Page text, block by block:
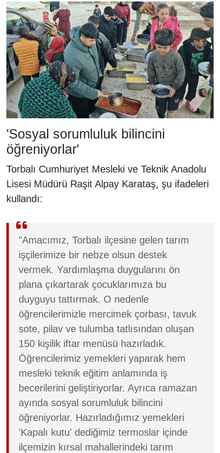
'Sosyal sorumluluk bilincini
öğreniyorlar'
Torbalı Cumhuriyet Mesleki ve Teknik Anadolu
Lisesi Müdürü Raşit Alpay Karataş, şu ifadeleri
kullandı:
"Amacımız, Torbalı ilçesine gelen tarım
işçilerimize bir nebze olsun destek
vermek. Yardımlaşma duygularını ön
plana çıkartarak çocuklarımıza bu
duyguyu tattırmak. O nedenle
öğrencilerimizle mercimek çorbası, tavuk
sote, pilav ve tulumba tatlısından oluşan
150 kişilik iftar menüsü hazırladık.
Öğrencilerimiz yemekleri yaparak hem
mesleki teknik eğitim anlamında iş
becerilerini geliştiriyorlar. Ayrıca ramazan
ayında sosyal sorumluluk bilincini
öğreniyorlar. Hazırladığımız yemekleri
'Kapalı kutu' dediğimiz termoslar içinde
ilçemizin kırsal mahallerindeki tarım